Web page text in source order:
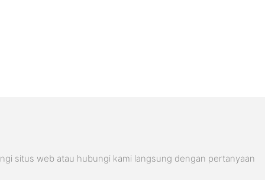
situs web atau hubungi kami langsung dengan pertanyaan